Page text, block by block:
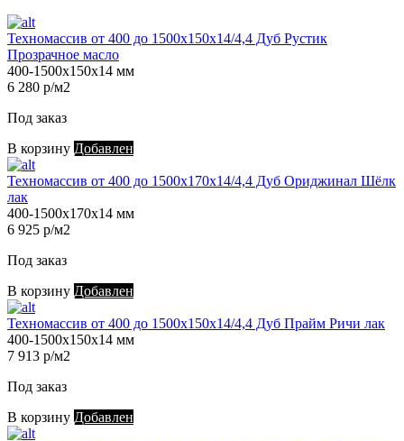
Техномассив от 400 до 1500х150х14/4,4 Дуб Рустик
Прозрачное масло
400-1500х150х14 мм
6 280 р/м2
Под заказ
В корзину Добавлен
Техномассив от 400 до 1500х170х14/4,4 Дуб Ориджинал Шёлк
лак
400-1500х170х14 мм
6 925 р/м2
Под заказ
В корзину Добавлен
Техномассив от 400 до 1500х150х14/4,4 Дуб Прайм Ричи лак
400-1500х150х14 мм
7 913 р/м2
Под заказ
В корзину Добавлен